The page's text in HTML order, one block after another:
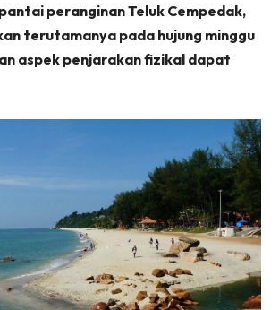
peranginan Teluk Cempedak,
terutamanya pada hujung minggu
aspek penjarakan fizikal dapat